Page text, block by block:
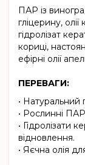
ПАР із
гліцерину,
гідролізат
кориці,
ефірні олії
ПЕРЕВАГИ:
• Натуральний
• Рослинні
• Гідролізати
відновлення.
• Яєчна олія